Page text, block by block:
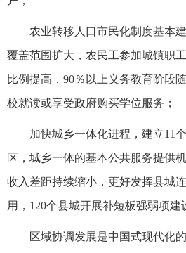
农业转移人口市民化制度基本
覆盖范围扩大，农民工参加城镇职
比例提高，90％以上义务教育阶段
校就读或享受政府购买学位服务；
加快城乡一体化进程，建立11
区，城乡一体的基本公共服务提供
收入差距持续缩小，更好发挥县城
用，120个县城开展补短板强弱项建
区域协调发展是中国式现代化的